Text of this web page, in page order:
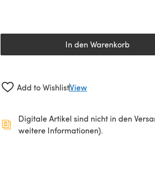
In den Warenkorb
Add to WishlistView
Digitale Artikel sind nicht in den
weitere Informationen).